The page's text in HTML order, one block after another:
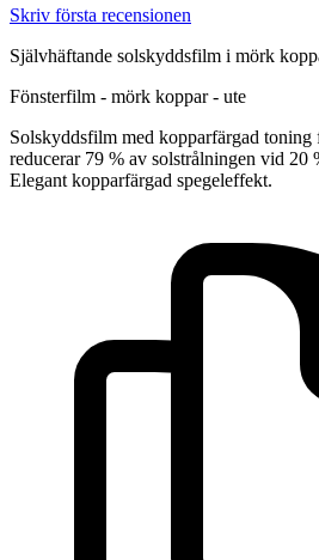
Skriv första recensionen
Självhäftande solskyddsfilm i mörk
Fönsterfilm - mörk koppar - ute
Solskyddsfilm med kopparfärgad
reducerar 79 % av solstrålningen vid 20
Elegant kopparfärgad spegeleffekt.